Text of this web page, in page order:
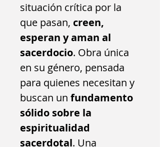
situación crítica por la
que pasan, creen,
esperan y aman al
sacerdocio. Obra única
en su género, pensada
para quienes necesitan y
buscan un fundamento
sólido sobre la
espiritualidad
sacerdotal. Una